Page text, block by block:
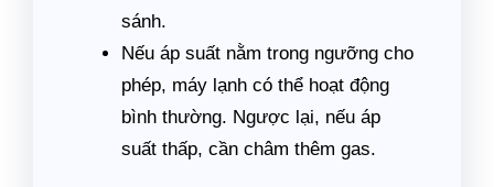
sánh.
Nếu áp suất nằm trong ngưỡng cho
phép, máy lạnh có thể hoạt động
bình thường. Ngược lại, nếu áp
suất thấp, cần châm thêm gas.